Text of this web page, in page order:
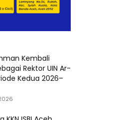
Kembali
Rektor UIN Ar-
Kedua 2026–